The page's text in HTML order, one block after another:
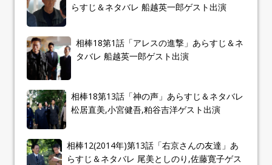
らすじ＆ネタバレ 船越英一郎ゲスト出演
相棒18第1話「アレスの進撃」あらすじ＆ネ
タバレ 船越英一郎ゲスト出演
相棒18第13話「神の声」あらすじ＆ネタバレ
松居直美,小宮健吾,粕谷吉洋ゲスト出演
相棒12(2014年)第13話「右京さんの友達」あ
らすじ＆ネタバレ 尾美としのり,佐藤寛子ゲス